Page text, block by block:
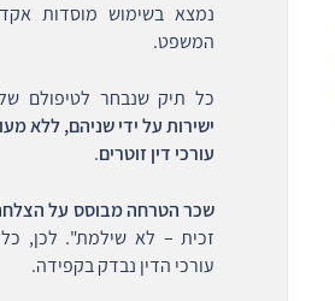
נמצא בשימוש מוסדות
המשפט.
כל תיק שנבחר לטיפולם של
ישירות על ידי שניהם, ללא
עורכי דין זוטרים.
שכר הטרחה מבוסס על
זכית – לא שילמת". לכן,
עורכי הדין נבדק בקפידה.